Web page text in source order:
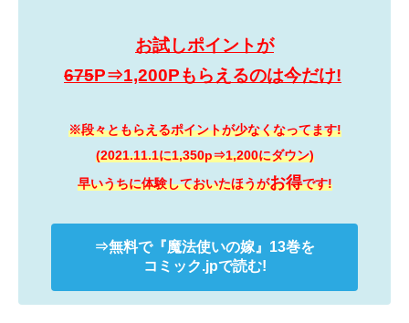
お試しポイントが
675P⇒1,200Pもらえるのは今だけ!
※段々ともらえるポイントが少なくなってます!
(2021.11.1に1,350p⇒1,200にダウン)
早いうちに体験しておいたほうがお得です!
⇒無料で『魔法使いの嫁』 13巻を
コミック.jpで読む!